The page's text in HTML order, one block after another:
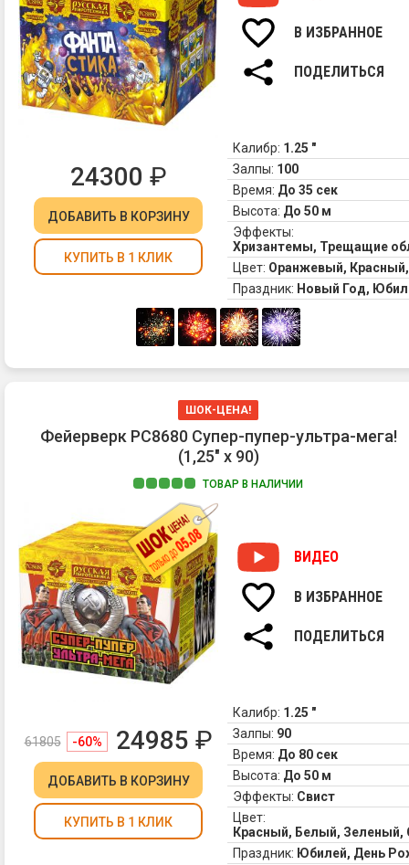
В ИЗБРАННОЕ
ПОДЕЛИТЬСЯ
24300 ₽
ДОБАВИТЬ В КОРЗИНУ
КУПИТЬ В 1 КЛИК
Калибр: 1.25 "
Залпы: 100
Время: До 35 сек
Высота: До 50 м
Эффекты:
Хризантемы, Трещащие
Цвет: Оранжевый,
Праздник: Новый Год,
ШОК-ЦЕНА!
Фейерверк РС8680 Супер-пупер-ультра-мега!
(1,25" х 90)
ТОВАР В НАЛИЧИИ
ВИДЕО
В ИЗБРАННОЕ
ПОДЕЛИТЬСЯ
61805 -60% 24985 ₽
ДОБАВИТЬ В КОРЗИНУ
КУПИТЬ В 1 КЛИК
Калибр: 1.25 "
Залпы: 90
Время: До 80 сек
Высота: До 50 м
Эффекты: Свист
Цвет:
Красный, Белый,
Праздник: Юбилей, День